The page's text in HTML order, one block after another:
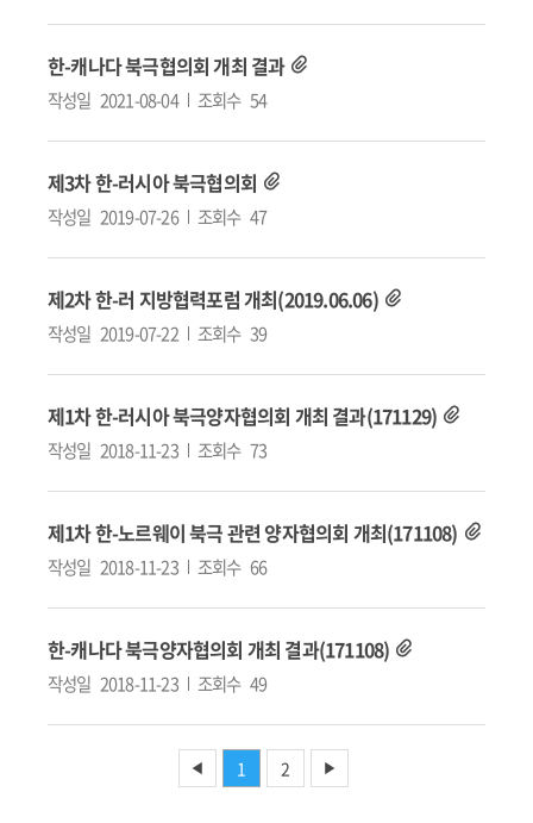
한-캐나다 북극협의회 개최 결과
작성일 2021-08-04 조회수 54
제3차 한-러시아 북극협의회
작성일 2019-07-26 조회수 47
제2차 한-러 지방협력포럼 개최(2019.06.06)
작성일 2019-07-22 조회수 39
제1차 한-러시아 북극양자협의회 개최 결과(171129)
작성일 2018-11-23 조회수 73
제1차 한-노르웨이 북극 관련 양자협의회 개최(171108)
작성일 2018-11-23 조회수 66
한-캐나다 북극양자협의회 개최 결과(171108)
작성일 2018-11-23 조회수 49
◀ 1 2 ▶